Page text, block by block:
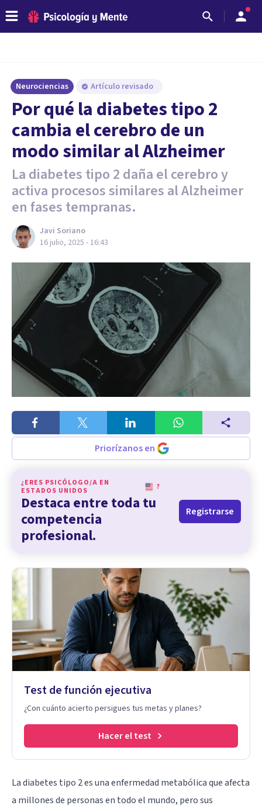
Neurociencias Artículo revisado
Por qué la diabetes tipo 2
cambia el cerebro de un
modo similar al Alzheimer
La diabetes tipo 2 daña el cerebro y
activa procesos similares al Alzheimer
en fases tempranas.
Javi Soriano
16 julio, 2025 - 16:43
Priorízanos en
¿ERES PSICÓLOGO/A EN
ESTADOS UNIDOS
?
Destaca entre toda tu
competencia
profesional.
Registrarse
Test de función ejecutiva
¿Con cuánto acierto persigues tus metas y planes?
Hacer el test
La diabetes tipo 2 es una enfermedad metabólica que afecta
a millones de personas en todo el mundo, pero sus